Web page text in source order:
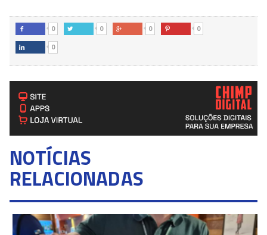
 0  0  0  0
 0
NOTÍCIAS
RELACIONADAS